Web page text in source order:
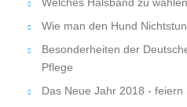
Welches Halsband zu
Wie man den Hund
Besonderheiten der
Pflege
Das Neue Jahr 2018 - feiern